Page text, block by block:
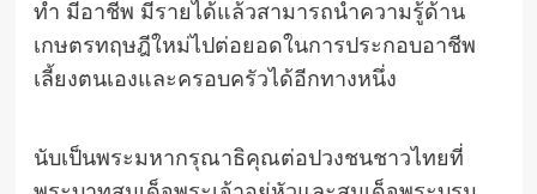
ทำ มีอาชีพ มีรายได้แล้วสามารถนำความรู้ด้าน
เกษตรทฤษฎีใหม่ไปต่อยอดในการประกอบอาชีพ
เลี้ยงตนเองและครอบครัวได้อีกทางหนึ่ง
นับเป็นพระมหากรุณาธิคุณต่อปวงชนชาวไทยที่